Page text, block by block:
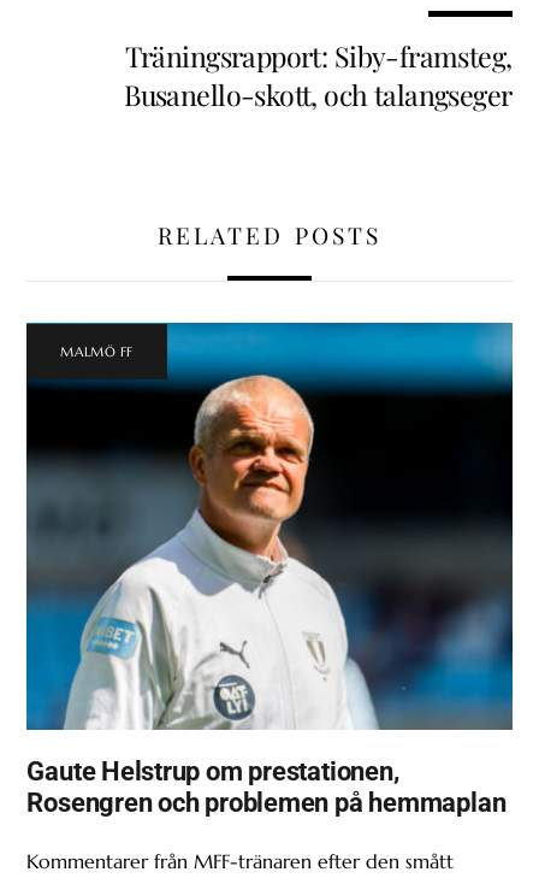
Träningsrapport: Siby-framsteg,
Busanello-skott, och talangseger
RELATED POSTS
MALMÖ FF
Gaute Helstrup om prestationen,
Rosengren och problemen på hemmaplan
Kommentarer från MFF-tränaren efter den smått